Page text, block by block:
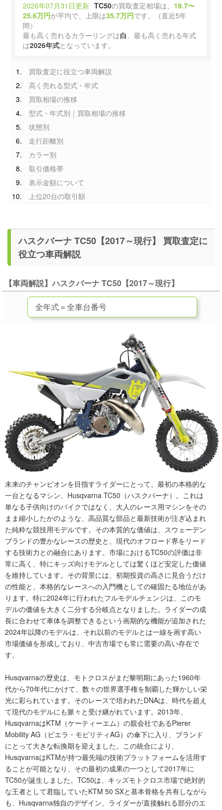
2026年07月31日更新 TC50の買取査定相場は、 19.7〜
25.6万円が平均で、上限は35.7万円です。（直近5年
間）
最も高く売れるカラーリングは白 、最も高く売れる年式
は2026年式となっています。
買取査定に役立つ車両解説
高く売れる型式・年式
買取相場の推移
型式・年式別｜買取相場の推移
状態別
走行距離別
カラー別
取引価格帯
表示金額について
上位20台の取引額
ハスクバーナ TC50【2017～現行】 買取査定に
役立つ車両解説
【車両解説】ハスクバーナ TC50【2017～現行】
未来のチャンピオンを目指すライダーにとって、最初の本格的な
一台となるマシン、Husqvarna TC50（ハスクバーナ）。これは
単なる子供向けのバイクではなく、大人のレース用マシンをその
まま縮小したかのような、高品質な部品と最新技術が注ぎ込まれ
た純粋な競技用モデルです。その本質的な価値は、スウェーデン
ブランドの豊かなレースの歴史と、現代のオフロード界をリード
する技術力との融合にあります。市場におけるTC50の評価は非
常に高く、特にキッズ向けモデルとしては驚くほど安定した価値
を維持しています。その背景には、初期投資の高さに見合うだけ
の性能と、本格的なレースへの入門機としての確固たる地位があ
ります。特に2024年に行われたフルモデルチェンジは、このモ
デルの価値を大きく二分する分岐点となりました。ライダーの成
長に合わせて車体を調整できるという画期的な機能が追加された
2024年以降のモデルは、それ以前のモデルとは一線を画す高い
市場価値を形成しており、中古市場でも常に需要の高い存在で
す。
Husqvarnaの歴史は、モトクロスがまだ黎明期にあった1960年
代から70年代にかけて、数々の世界選手権を制覇した輝かしい栄
光に彩られています。そのレースで培われたDNAは、時代を超え
て現代のモデルにも脈々と受け継がれています。2013年、
HusqvarnaはKTM（ケーティーエム）の親会社であるPierer
Mobility AG（ピエラ・モビリティAG）の傘下に入り、ブランド
にとって大きな転換期を迎えました。この統合により、
HusqvarnaはKTMが持つ最先端の技術プラットフォームを活用す
ることが可能となり、その最初の成果の一つとして2017年に
TC50が誕生しました。TC50は、キッズモトクロス市場で絶対的
な王者として君臨していたKTM 50 SXと基本骨格を共有しながら
も、Husqvarna独自のデザイン、ライダーが直接触れる部分のエ